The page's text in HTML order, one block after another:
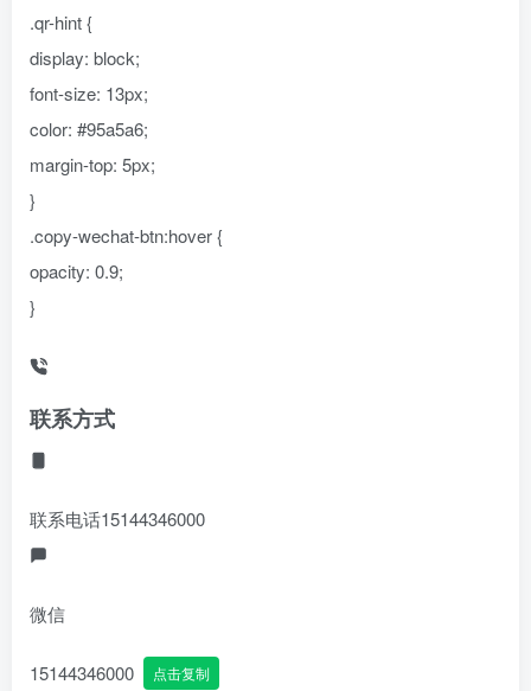
.qr-hint {
display: block;
font-size: 13px;
color: #95a5a6;
margin-top: 5px;
}
.copy-wechat-btn:hover {
opacity: 0.9;
}
联系方式
联系电话15144346000
微信
15144346000 点击复制